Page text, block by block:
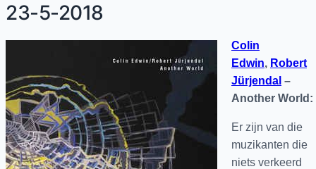
23-5-2018
Colin
Edwin, Robert
Jürjendal –
Another World:
Er zijn van die
muzikanten die
niets verkeerd